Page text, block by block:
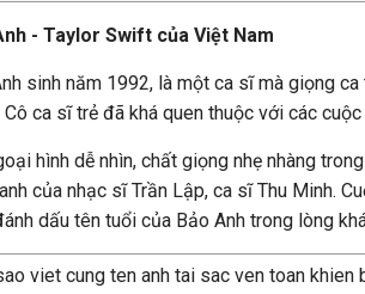
- Taylor Swift của Việt Nam
sinh năm 1992, là một ca sĩ mà giọng
ca sĩ trẻ đã khá quen thuộc với các
hình dễ nhìn, chất giọng nhẹ nhàng
của nhạc sĩ Trần Lập, ca sĩ Thu Minh.
dấu tên tuổi của Bảo Anh trong lòng